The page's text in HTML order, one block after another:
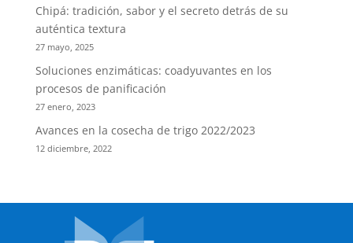
Chipá: tradición, sabor y el secreto detrás de su
auténtica textura
27 mayo, 2025
Soluciones enzimáticas: coadyuvantes en los
procesos de panificación
27 enero, 2023
Avances en la cosecha de trigo 2022/2023
12 diciembre, 2022